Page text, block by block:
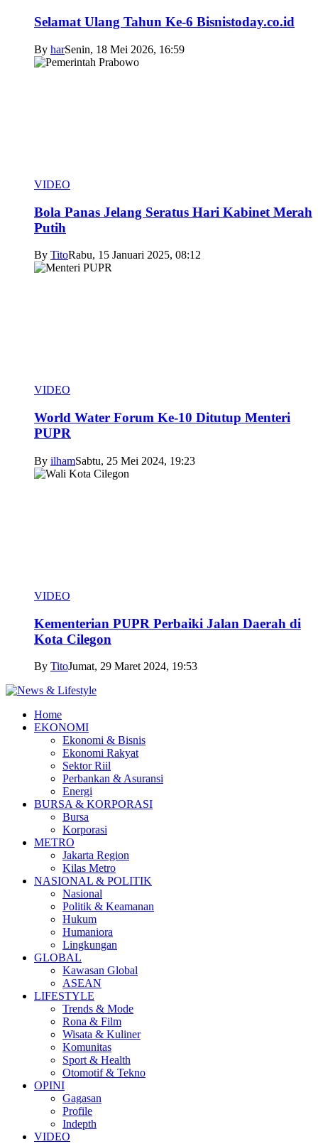
Selamat Ulang Tahun Ke-6 Bisnistoday.co.id
By harSenin, 18 Mei 2026, 16:59
VIDEO
Bola Panas Jelang Seratus Hari Kabinet Merah
Putih
By TitoRabu, 15 Januari 2025, 08:12
VIDEO
World Water Forum Ke-10 Ditutup Menteri
PUPR
By ilhamSabtu, 25 Mei 2024, 19:23
VIDEO
Kementerian PUPR Perbaiki Jalan Daerah di
Kota Cilegon
By TitoJumat, 29 Maret 2024, 19:53
Home
EKONOMI
Ekonomi & Bisnis
Ekonomi Rakyat
Sektor Riil
Perbankan & Asuransi
Energi
BURSA & KORPORASI
Bursa
Korporasi
METRO
Jakarta Region
Kilas Metro
NASIONAL & POLITIK
Nasional
Politik & Keamanan
Hukum
Humaniora
Lingkungan
GLOBAL
Kawasan Global
ASEAN
LIFESTYLE
Trends & Mode
Rona & Film
Wisata & Kuliner
Komunitas
Sport & Health
Otomotif & Tekno
OPINI
Gagasan
Profile
Indepth
VIDEO